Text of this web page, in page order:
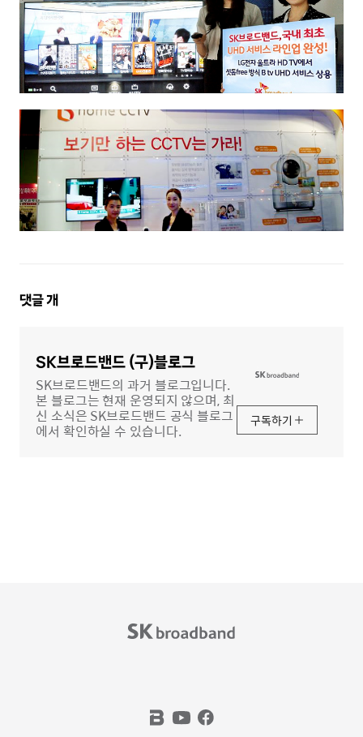
댓
댓글개
SK브로드밴드 (구)블로그
SK브로드밴드의 과거 블로그입니다.
본 블로그는 현재 운영되지 않으며, 최
신 소식은 SK브로드밴드 공식 블로그
에서 확인하실 수 있습니다.
구독하기